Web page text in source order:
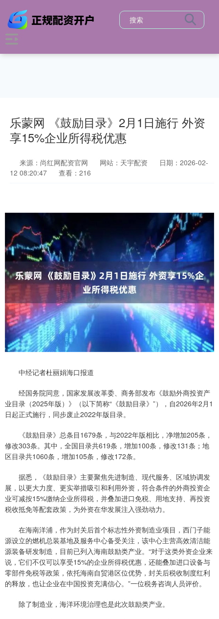
乐蒙网 《鼓励目录》2月1日施行 外资
享15%企业所得税优惠
来源：尚红网配资官网 网站：天宇配资
日期：2026-02-
12 08:20:47
查看：216
中经记者杜丽娟海口报道
经国务院同意，国家发展改革委、商务部发布《鼓励外商投资产
业目录（2025年版）》（以下简称“《鼓励目录》”），自2026年2月1
日起正式施行，同步废止2022年版目录。
《鼓励目录》总条目1679条，与2022年版相比，净增加205条，
修改303条。其中，全国目录共619条，增加100条，修改131条；地
区目录共1060条，增加105条，修改172条。
据悉，《鼓励目录》主要聚焦先进制造、现代服务、区域协调发
展，以更大力度、更实举措吸引和利用外资，符合条件的外商投资企
业可减按15%缴纳企业所得税，并叠加进口免税、用地支持、再投资
税收抵免等配套政策，为外资在华发展注入强劲动力。
在海南洋浦，作为封关后首个标志性外资制造业项目，西门子能
源设立的燃机总装基地及服务中心备受关注，该中心主营高效清洁能
源装备研发制造，目前已列入海南鼓励类产业。“对于这类外资企业来
说，它们不仅可以享受15%的企业所得税优惠，还能叠加进口设备与
零部件免税等政策，依托海南自贸港区位优势，封关后税收制度红利
的释放，也让企业在中国投资充满信心。”一位税务咨询人员评价。
除了制造业，海洋环境治理也是此次鼓励类产业。